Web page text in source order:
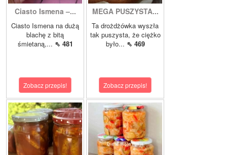
Ciasto Ismena –...
Ciasto Ismena na dużą
blachę z bitą
śmietaną,... ⇖ 481
Zobacz przepis!
MEGA PUSZYSTA...
Ta drożdżówka wyszła
tak puszysta, że ciężko
było... ⇖ 469
Zobacz przepis!